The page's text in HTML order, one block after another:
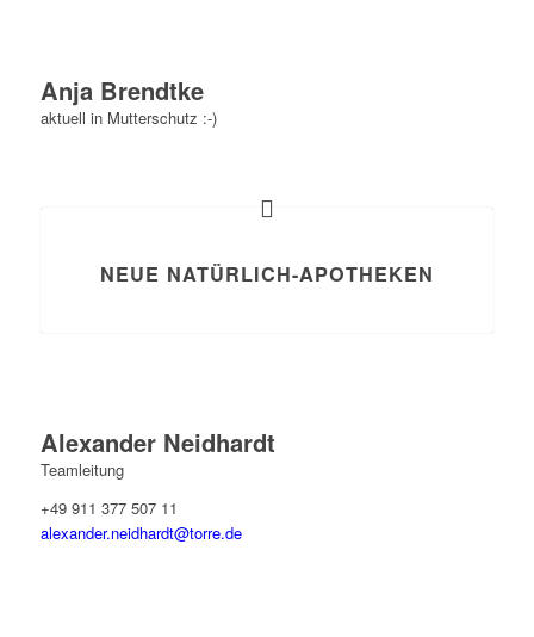
Anja Brendtke
aktuell in Mutterschutz :-)
NEUE NATÜRLICH-APOTHEKEN
Alexander Neidhardt
Teamleitung
+49 911 377 507 11
alexander.neidhardt@torre.de